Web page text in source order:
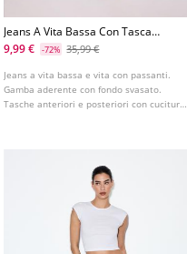
Jeans A Vita Bassa Con Tasca
E Cucitura
9,99 € -72% 35,99 €
Jeans a vita bassa e vita con passanti.
Gamba aderente con fondo svasato.
Tasche anteriori e posteriori con cucitura